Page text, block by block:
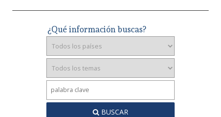
¿Qué información buscas?
BUSCAR